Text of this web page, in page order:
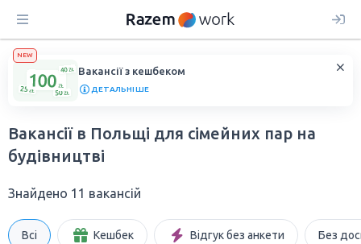
NEW
Вакансії з кешбеком
ДЕТАЛЬНІШЕ
Вакансії в Польщі для сімейних пар на
будівництві
Знайдено 11 вакансій
Всі Кешбек Відгук без анкети Без